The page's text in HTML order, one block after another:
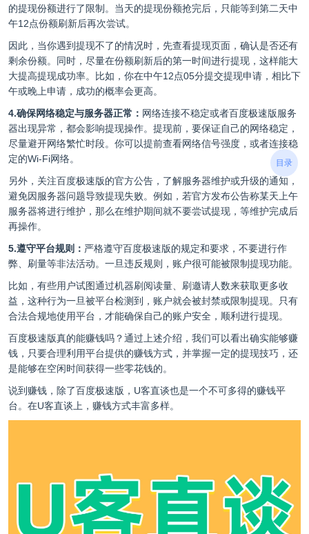
的提现份额进行了限制。当天的提现份额抢完后，只能等到第二天中
午12点份额刷新后再次尝试。
因此，当你遇到提现不了的情况时，先查看提现页面，确认是否还有
剩余份额。同时，尽量在份额刷新后的第一时间进行提现，这样能大
大提高提现成功率。比如，你在中午12点05分提交提现申请，相比下
午或晚上申请，成功的概率会更高。
4.确保网络稳定与服务器正常： 网络连接不稳定或者百度极速版服务
器出现异常，都会影响提现操作。提现前，要保证自己的网络稳定，
尽量避开网络繁忙时段。你可以提前查看网络信号强度，或者连接稳
定的Wi-Fi网络。
另外，关注百度极速版的官方公告，了解服务器维护或升级的通知，
避免因服务器问题导致提现失败。例如，若官方发布公告称某天上午
服务器将进行维护，那么在维护期间就不要尝试提现，等维护完成后
再操作。
5.遵守平台规则： 严格遵守百度极速版的规定和要求，不要进行作
弊、刷量等非法活动。一旦违反规则，账户很可能被限制提现功能。
比如，有些用户试图通过机器刷阅读量、刷邀请人数来获取更多收
益，这种行为一旦被平台检测到，账户就会被封禁或限制提现。只有
合法合规地使用平台，才能确保自己的账户安全，顺利进行提现。
百度极速版真的能赚钱吗？通过上述介绍，我们可以看出确实能够赚
钱，只要合理利用平台提供的赚钱方式，并掌握一定的提现技巧，还
是能够在空闲时间获得一些零花钱的。
说到赚钱，除了百度极速版， U客直谈也是一个不可多得的赚钱平
台。在U客直谈上，赚钱方式丰富多样。
目录